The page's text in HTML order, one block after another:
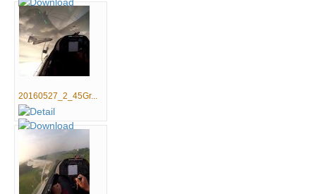
20160527_2_45Gr...